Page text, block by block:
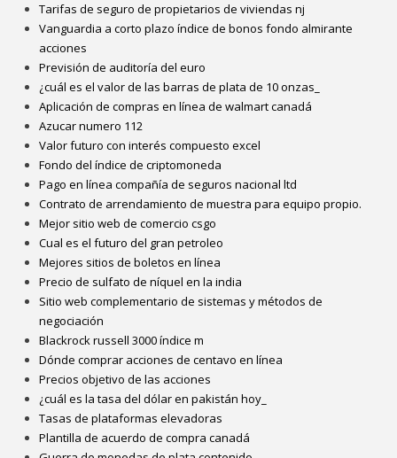
Tarifas de seguro de propietarios de viviendas nj
Vanguardia a corto plazo índice de bonos fondo almirante
acciones
Previsión de auditoría del euro
¿cuál es el valor de las barras de plata de 10 onzas_
Aplicación de compras en línea de walmart canadá
Azucar numero 112
Valor futuro con interés compuesto excel
Fondo del índice de criptomoneda
Pago en línea compañía de seguros nacional ltd
Contrato de arrendamiento de muestra para equipo propio.
Mejor sitio web de comercio csgo
Cual es el futuro del gran petroleo
Mejores sitios de boletos en línea
Precio de sulfato de níquel en la india
Sitio web complementario de sistemas y métodos de
negociación
Blackrock russell 3000 índice m
Dónde comprar acciones de centavo en línea
Precios objetivo de las acciones
¿cuál es la tasa del dólar en pakistán hoy_
Tasas de plataformas elevadoras
Plantilla de acuerdo de compra canadá